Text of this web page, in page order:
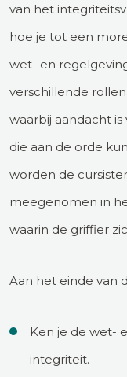
van het
hoe je tot een
wet- en
verschillende
waarbij aandacht
die aan de orde
worden de
meegenomen in
waarin de griffier
Aan het einde van
Ken je de wet-
integriteit.